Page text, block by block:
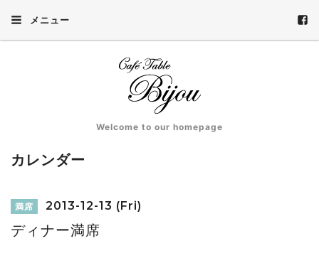
メニュー
Welcome to our homepage
カレンダー
満席 2013-12-13 (Fri)
ディナー満席